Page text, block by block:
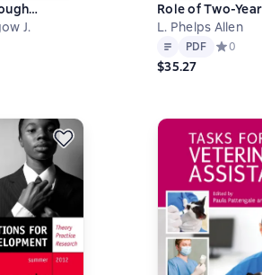
New
J.
рейтинг 0 на основе 0 оценок
Role of Two-
New Directions
Community
Number 157
L. Phelps Allen
Text PDF
PDF 0
$35.27